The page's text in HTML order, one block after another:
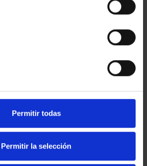
Permitir todas
Permitir la selección
WORLD HERITAGE
CITIES FULL SET